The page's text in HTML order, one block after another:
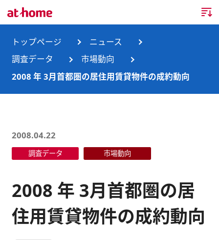
トップページ
企業情報
事業所・グループ会社
沿革
サステナビリティ
調査データ
ランキング
消費者向け不動産情報サービス
不動産業務支援サービス
キャリア採用情報
障がい者採用情報
トップページ
ニュース
調査データ
市場動向
2008 年 3月首都圏の居住用賃貸物件の成約動向
2008.04.22
調査データ 市場動向
2008 年 3月首都圏の居
住用賃貸物件の成約動向